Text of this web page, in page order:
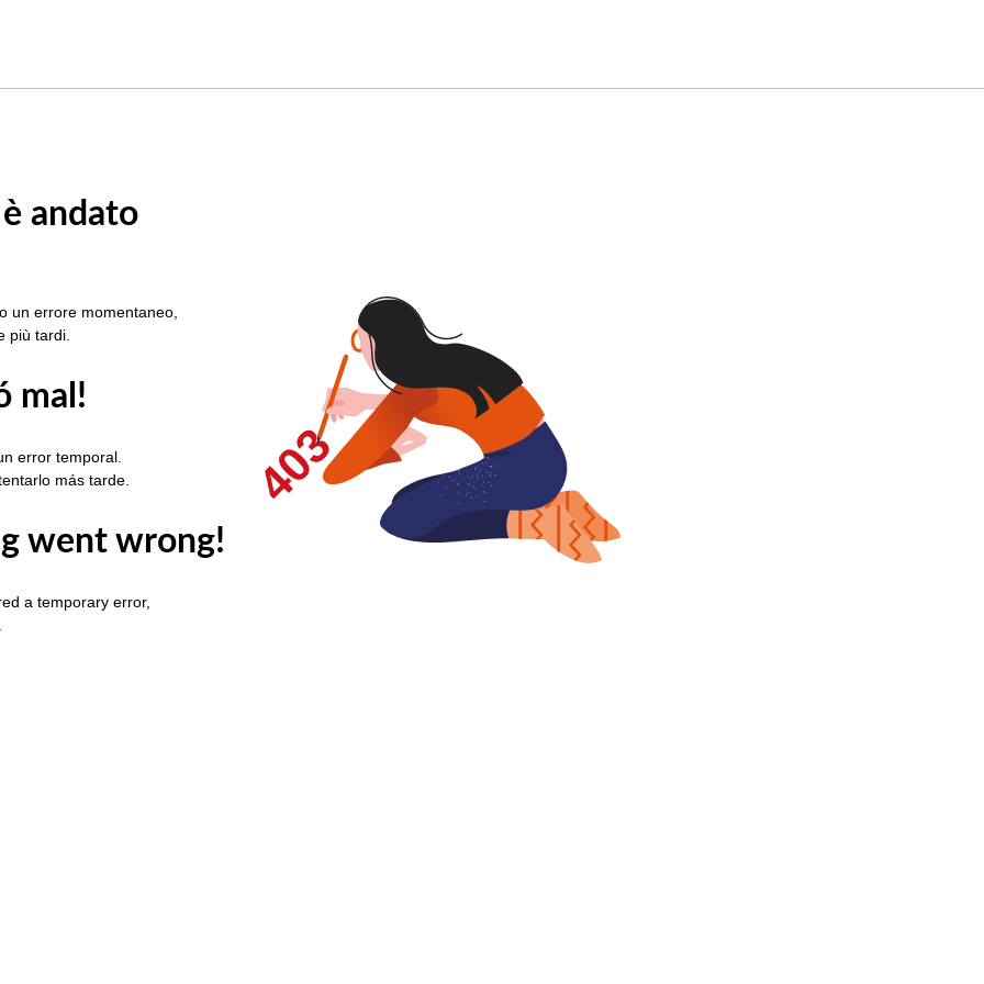
andato
un errore momentaneo,
più tardi.
mal!
error temporal.
más tarde.
went wrong!
a temporary error,
403